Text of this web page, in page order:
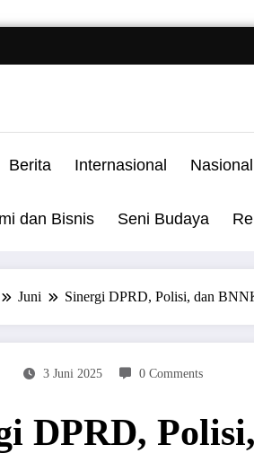
Berita Internasional Nasional
dan Bisnis Seni Budaya
Juni Sinergi DPRD, Polisi, dan
3 Juni 2025 0 Comments
DPRD,